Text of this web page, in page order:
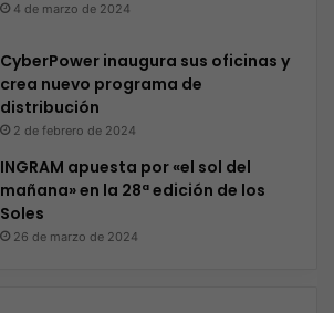
4 de marzo de 2024
CyberPower inaugura sus oficinas y
crea nuevo programa de
distribución
2 de febrero de 2024
INGRAM apuesta por «el sol del
mañana» en la 28ª edición de los
Soles
26 de marzo de 2024